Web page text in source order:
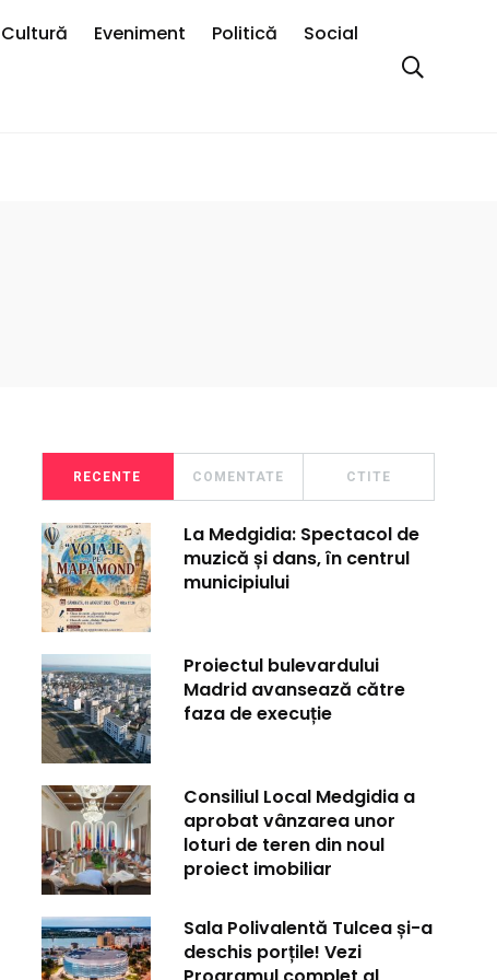
Cultură Eveniment Politică
Social
RECENTE COMENTATE CTITE
La Medgidia: Spectacol de
muzică și dans, în centrul
municipiului
Proiectul bulevardului
Madrid avansează către
faza de execuție
Consiliul Local Medgidia a
aprobat vânzarea unor
loturi de teren din noul
proiect imobiliar
Sala Polivalentă Tulcea și-a
deschis porțile! Vezi